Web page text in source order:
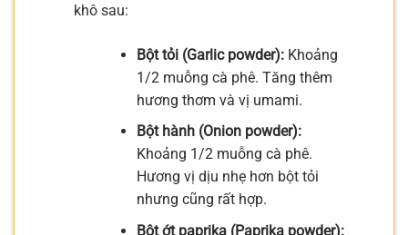
khô sau:
Bột tỏi (Garlic powder):Khoảng
1/2 muỗng cà phê. Tăng thêm
hương thơm và vị umami.
Bột hành (Onion powder):
Khoảng 1/2 muỗng cà phê.
Hương vị dịu nhẹ hơn bột tỏi
nhưng cũng rất hợp.
Bột ớt paprika (Paprika powder):